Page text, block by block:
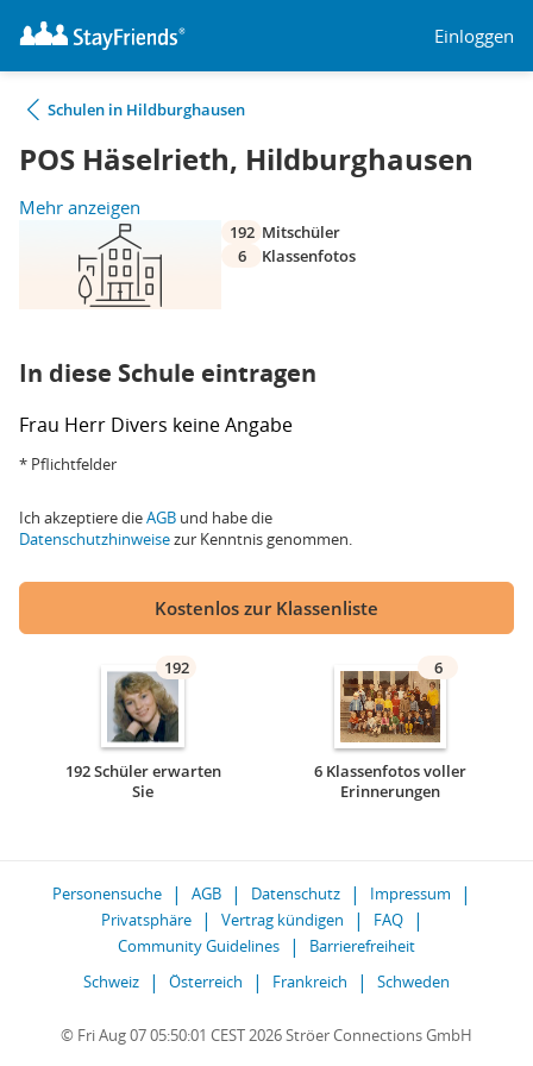
Einloggen
Schulen in Hildburghausen
POS Häselrieth, Hildburghausen
Mehr anzeigen
192 Mitschüler
6
Klassenfotos
In diese Schule eintragen
Frau Herr Divers keine Angabe
* Pflichtfelder
Ich akzeptiere dieAGB und habe die
Datenschutzhinweisezur Kenntnis genommen.
Kostenlos zur Klassenliste
192
192 Schüler erwarten
Sie
6
6 Klassenfotos voller
Erinnerungen
Personensuche AGB Datenschutz
Impressum
Privatsphäre
Vertrag kündigen
FAQ
Community Guidelines
Barrierefreiheit
Schweiz
Österreich Frankreich Schweden
© Fri Aug 07 05:50:01 CEST 2026 Ströer Connections GmbH